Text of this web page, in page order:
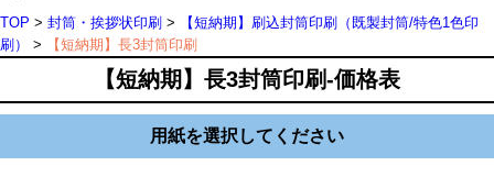
TOP > 封筒・挨拶状印刷 >
【短納期】刷込封筒印刷（既製封筒/特色1色印
刷）
> 【短納期】長3封筒印刷
【短納期】長3封筒印刷-価格表
用紙を選択してください